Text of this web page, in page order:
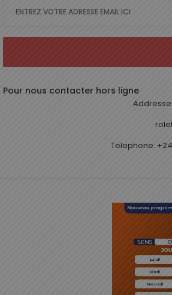
Pour nous contacter hors ligne
Telephone: